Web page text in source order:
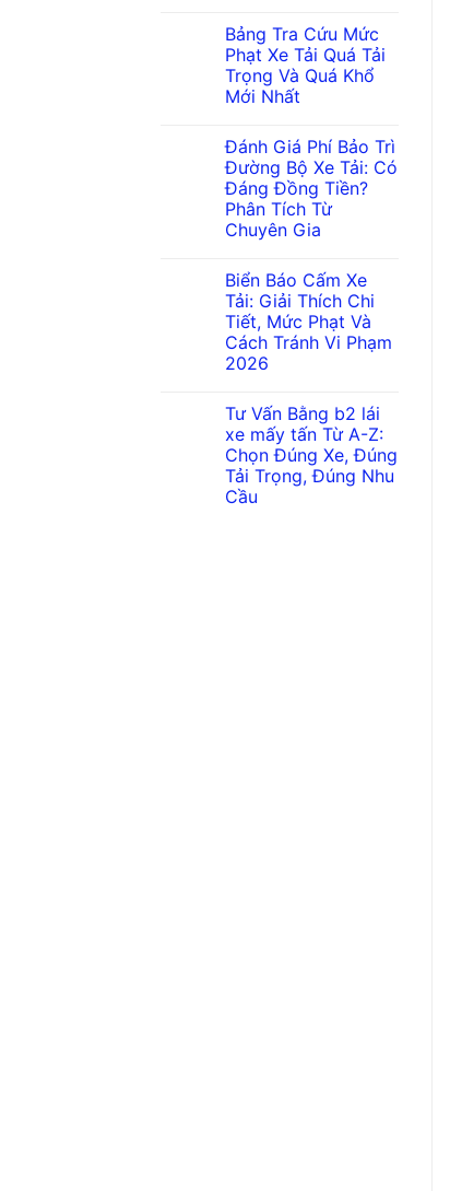
Bảng Tra Cứu Mức
Phạt Xe Tải Quá Tải
Trọng Và Quá Khổ
Mới Nhất
Đánh Giá Phí Bảo Trì
Đường Bộ Xe Tải: Có
Đáng Đồng Tiền?
Phân Tích Từ
Chuyên Gia
Biển Báo Cấm Xe
Tải: Giải Thích Chi
Tiết, Mức Phạt Và
Cách Tránh Vi Phạm
2026
Tư Vấn Bằng b2 lái
xe mấy tấn Từ A-Z:
Chọn Đúng Xe, Đúng
Tải Trọng, Đúng Nhu
Cầu